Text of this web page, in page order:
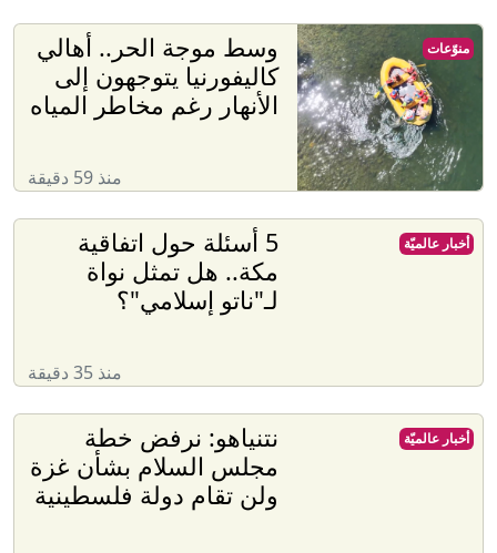
وسط موجة الحر.. أهالي
كاليفورنيا يتوجهون إلى
الأنهار رغم مخاطر المياه
منذ 59 دقيقة
منوّعات
5 أسئلة حول اتفاقية
مكة.. هل تمثل نواة
لـ"ناتو إسلامي"؟
منذ 35 دقيقة
أخبار عالميّة
نتنياهو: نرفض خطة
مجلس السلام بشأن غزة
ولن تقام دولة فلسطينية
أخبار عالميّة